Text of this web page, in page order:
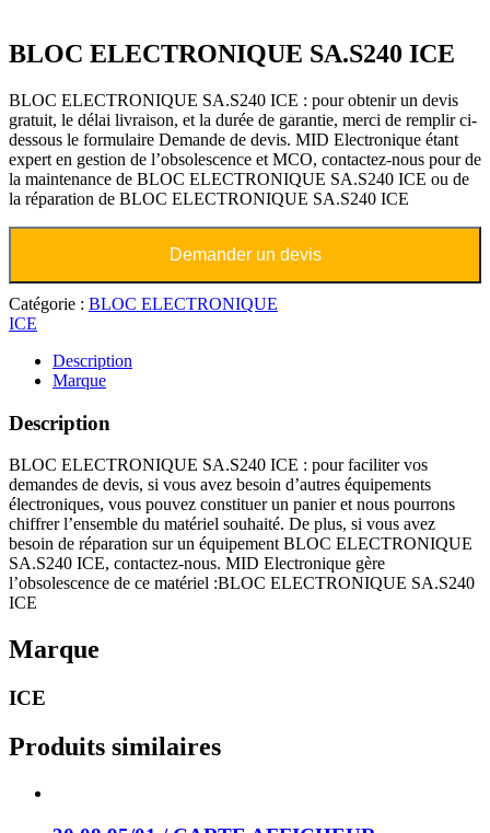
BLOC ELECTRONIQUE SA.S240 ICE
BLOC ELECTRONIQUE SA.S240 ICE : pour obtenir un devis
gratuit, le délai livraison, et la durée de garantie, merci de remplir ci-
dessous le formulaire Demande de devis. MID Electronique étant
expert en gestion de l’obsolescence et MCO, contactez-nous pour de
la maintenance de BLOC ELECTRONIQUE SA.S240 ICE ou de
la réparation de BLOC ELECTRONIQUE SA.S240 ICE
Demander un devis
Catégorie : BLOC ELECTRONIQUE
ICE
Description
Marque
Description
BLOC ELECTRONIQUE SA.S240 ICE : pour faciliter vos
demandes de devis, si vous avez besoin d’autres équipements
électroniques, vous pouvez constituer un panier et nous pourrons
chiffrer l’ensemble du matériel souhaité. De plus, si vous avez
besoin de réparation sur un équipement BLOC ELECTRONIQUE
SA.S240 ICE, contactez-nous. MID Electronique gère
l’obsolescence de ce matériel :BLOC ELECTRONIQUE SA.S240
ICE
Marque
ICE
Produits similaires